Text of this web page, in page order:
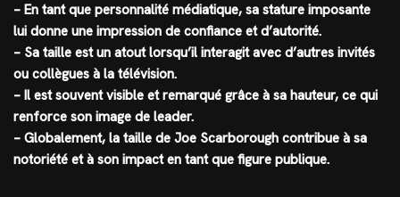
– En tant que personnalité médiatique, sa stature imposante
lui donne une impression de confiance et d’autorité.
– Sa taille est un atout lorsqu’il interagit avec d’autres invités
ou collègues à la télévision.
– Il est souvent visible et remarqué grâce à sa hauteur, ce qui
renforce son image de leader.
– Globalement, la taille de Joe Scarborough contribue à sa
notoriété et à son impact en tant que figure publique.